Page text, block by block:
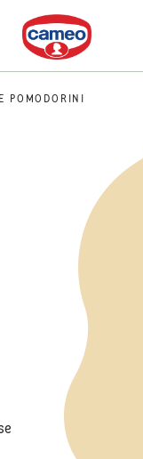
Dr. Oetker
POMODORINI